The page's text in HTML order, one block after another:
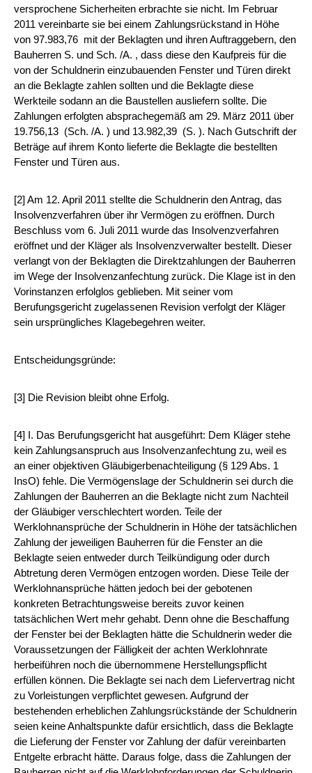
versprochene Sicherheiten erbrachte sie nicht. Im Februar
2011 vereinbarte sie bei einem Zahlungsrückstand in Höhe
von 97.983,76  mit der Beklagten und ihren Auftraggebern, den
Bauherren S. und Sch. /A. , dass diese den Kaufpreis für die
von der Schuldnerin einzubauenden Fenster und Türen direkt
an die Beklagte zahlen sollten und die Beklagte diese
Werkteile sodann an die Baustellen ausliefern sollte. Die
Zahlungen erfolgten absprachegemäß am 29. März 2011 über
19.756,13  (Sch. /A. ) und 13.982,39  (S. ). Nach Gutschrift der
Beträge auf ihrem Konto lieferte die Beklagte die bestellten
Fenster und Türen aus.
[2] Am 12. April 2011 stellte die Schuldnerin den Antrag, das
Insolvenzverfahren über ihr Vermögen zu eröffnen. Durch
Beschluss vom 6. Juli 2011 wurde das Insolvenzverfahren
eröffnet und der Kläger als Insolvenzverwalter bestellt. Dieser
verlangt von der Beklagten die Direktzahlungen der Bauherren
im Wege der Insolvenzanfechtung zurück. Die Klage ist in den
Vorinstanzen erfolglos geblieben. Mit seiner vom
Berufungsgericht zugelassenen Revision verfolgt der Kläger
sein ursprüngliches Klagebegehren weiter.
Entscheidungsgründe:
[3] Die Revision bleibt ohne Erfolg.
[4] I. Das Berufungsgericht hat ausgeführt: Dem Kläger stehe
kein Zahlungsanspruch aus Insolvenzanfechtung zu, weil es
an einer objektiven Gläubigerbenachteiligung (§ 129 Abs. 1
InsO) fehle. Die Vermögenslage der Schuldnerin sei durch die
Zahlungen der Bauherren an die Beklagte nicht zum Nachteil
der Gläubiger verschlechtert worden. Teile der
Werklohnansprüche der Schuldnerin in Höhe der tatsächlichen
Zahlung der jeweiligen Bauherren für die Fenster an die
Beklagte seien entweder durch Teilkündigung oder durch
Abtretung deren Vermögen entzogen worden. Diese Teile der
Werklohnansprüche hätten jedoch bei der gebotenen
konkreten Betrachtungsweise bereits zuvor keinen
tatsächlichen Wert mehr gehabt. Denn ohne die Beschaffung
der Fenster bei der Beklagten hätte die Schuldnerin weder die
Voraussetzungen der Fälligkeit der achten Werklohnrate
herbeiführen noch die übernommene Herstellungspflicht
erfüllen können. Die Beklagte sei nach dem Liefervertrag nicht
zu Vorleistungen verpflichtet gewesen. Aufgrund der
bestehenden erheblichen Zahlungsrückstände der Schuldnerin
seien keine Anhaltspunkte dafür ersichtlich, dass die Beklagte
die Lieferung der Fenster vor Zahlung der dafür vereinbarten
Entgelte erbracht hätte. Daraus folge, dass die Zahlungen der